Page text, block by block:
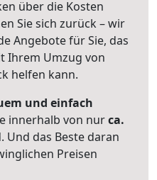
über die Kosten
Sie sich zurück – wir
Angebote für Sie, das
Ihrem Umzug von
helfen kann.
und einfach
innerhalb von nurca.
Und das Beste daran
Preisen